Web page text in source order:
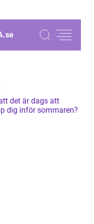
se
det är dags att
dig inför sommaren?